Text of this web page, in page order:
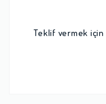
Teklif vermek için